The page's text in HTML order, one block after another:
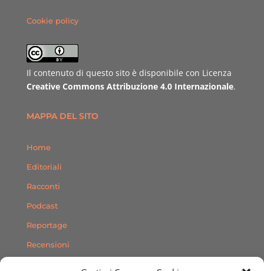
Cookie policy
Il contenuto di questo sito è disponibile con Licenza
Creative Commons Attribuzione 4.0 Internazionale.
MAPPA DEL SITO
Home
Editoriali
Racconti
Podcast
Reportage
Recensioni